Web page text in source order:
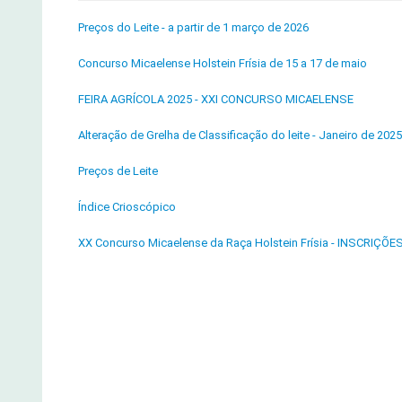
Preços do Leite - a partir de 1 março de 2026
Concurso Micaelense Holstein Frísia de 15 a 17 de maio
FEIRA AGRÍCOLA 2025 - XXI CONCURSO MICAELENSE
Alteração de Grelha de Classificação do leite - Janeiro de 2025
Preços de Leite
Índice Crioscópico
XX Concurso Micaelense da Raça Holstein Frísia - INSCRIÇÕES